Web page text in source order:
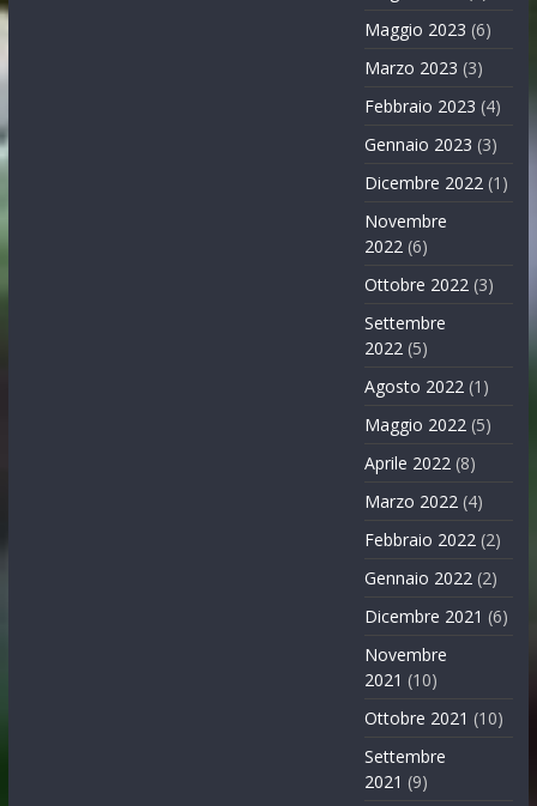
Maggio 2023 (6)
Marzo 2023 (3)
Febbraio 2023 (4)
Gennaio 2023 (3)
Dicembre 2022 (1)
Novembre
2022 (6)
Ottobre 2022 (3)
Settembre
2022 (5)
Agosto 2022 (1)
Maggio 2022 (5)
Aprile 2022 (8)
Marzo 2022 (4)
Febbraio 2022 (2)
Gennaio 2022 (2)
Dicembre 2021 (6)
Novembre
2021 (10)
Ottobre 2021 (10)
Settembre
2021 (9)